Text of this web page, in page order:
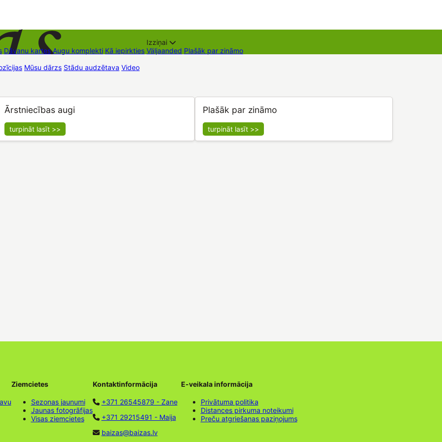
Dāvanu kartes Augu komplekti Kā iepirkties
Izziņai
Väljaanded Plašāk par zināmo
Mūsu dārzs Stādu audzētava Video
Ārstniecības augi
turpināt lasīt >>
Plašāk par zināmo
turpināt lasīt >>
Ziemcietes
Sezonas jaunumi
Jaunas fotogrāfijas
Visas ziemcietes
Kontaktinformācija
+371 26545879 - Zane
+371 29215491 - Maija
baizas@baizas.lv
E-veikala informācija
Privātuma politika
Distances pirkuma noteikumi
Preču atgriešanas paziņojums